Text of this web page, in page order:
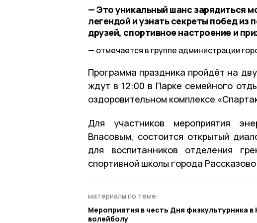
— Это уникальный шанс зарядиться
легендой и узнать секреты побед
друзей, спортивное настроение и
отмечается в группе администрации
Программа праздника пройдёт на
ждут в 12:00 в Парке семейного
оздоровительном комплексе
Для участников мероприятия
Власовым, состоится открытый
для воспитанников отделения
спортивной школы города
материалы по теме:
Мероприятия в честь Дня физкультурника
волейболу